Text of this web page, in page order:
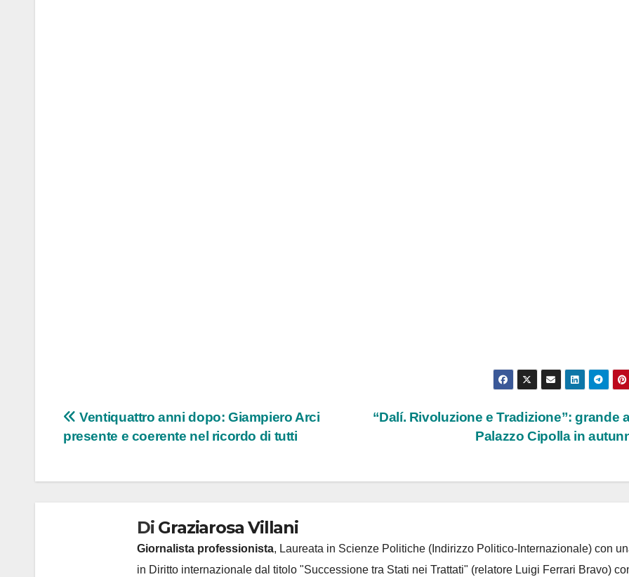
Navigazione
articoli
“Dalí. Rivoluzione e Tradizione”: grande
Palazzo Cipolla in
Ventiquattro anni dopo: Giampiero Arci
presente e coerente nel ricordo di tutti
Di Graziarosa Villani
Giornalista professionista, Laureata in Scienze Politiche (Indirizzo Politico-Internazionale) con
in Diritto internazionale dal titolo "Successione tra Stati nei Trattati" (relatore Luigi Ferrari Bravo)